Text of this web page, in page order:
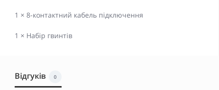
1 × 8-контактний кабель підключення
1 × Набір гвинтів
Відгуків 0